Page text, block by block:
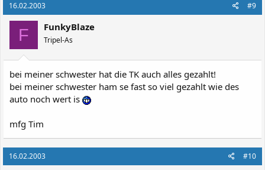
16.02.2003 #9
F FunkyBlaze
Tripel-As
bei meiner schwester hat die TK auch alles gezahlt!
bei meiner schwester ham se fast so viel gezahlt wie des
auto noch wert is
mfg Tim
16.02.2003 #10